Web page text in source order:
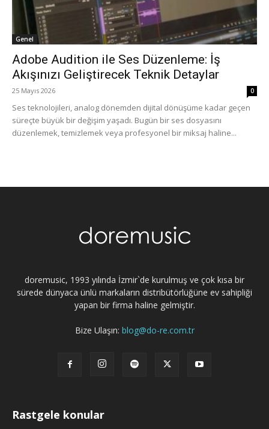
Genel
Adobe Audition ile Ses Düzenleme: İş
Akışınızı Geliştirecek Teknik Detaylar
25 Mayıs 2026 0
Ses teknolojileri, analog dönemden dijital dönüşüme kadar geçen
süreçte büyük bir değişim yaşadı. Bugün bir ses dosyasını
düzenlemek, temizlemek veya profesyonel bir miksaj haline...
doremusic, 1993 yılında İzmir`de kurulmuş ve çok kısa bir
sürede dünyaca ünlü markaların distribütörlüğüne ev sahipliği
yapan bir firma haline gelmiştir.
Bize Ulaşın: blog@do-re.com.tr
Rastgele konular